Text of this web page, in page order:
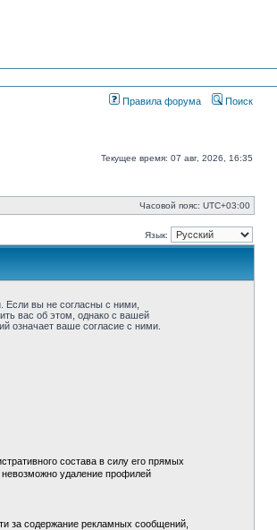
Правила форума Поиск
Текущее время: 07 авг, 2026, 16:35
Часовой пояс: UTC+03:00
Язык:
вы не согласны с ними,
вас об этом, однако с вашей
означает ваше согласие с ними.
состава в силу его прямых
удаление профилей
за содержание рекламных сообщений,